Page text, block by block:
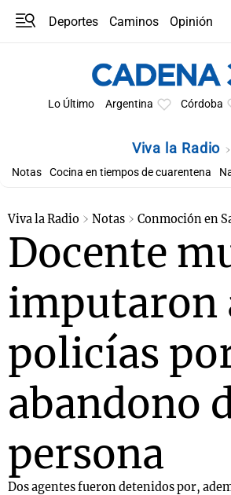
Deportes Caminos
Opinión
Lo Último Argentina Córdoba
Viva la Radio
Notas Cocina en tiempos de cuarentena
Viva la Radio Notas Conmoción en
Docente
imputaron
policías
abandono
persona
Dos agentes fueron detenidos por,